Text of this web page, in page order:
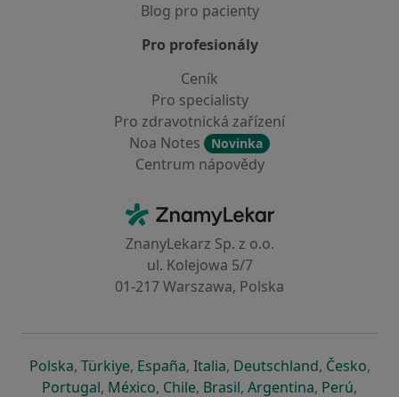
Blog pro pacienty
Pro profesionály
Ceník
Pro specialisty
Pro zdravotnická zařízení
Noa Notes
Novinka
Centrum nápovědy
ZnamyLekar - Hlavní stránka
ZnanyLekarz Sp. z o.o.
ul. Kolejowa 5/7
01-217 Warszawa, Polska
Polskase otevře v nové záložce
, Türkiyese otevře v nové záložce
, Españase otevře v nové záložce
, Italiase otevře v nové záložce
, Deutschlandse otevře v
, Českose
,
Portugalse otevře v nové záložce
, Méxicose otevře v nové záložce
, Chilese otevře v nové záložce
, Brasilse otevře v nové
, Argentinase otevře v
, Perúse
,